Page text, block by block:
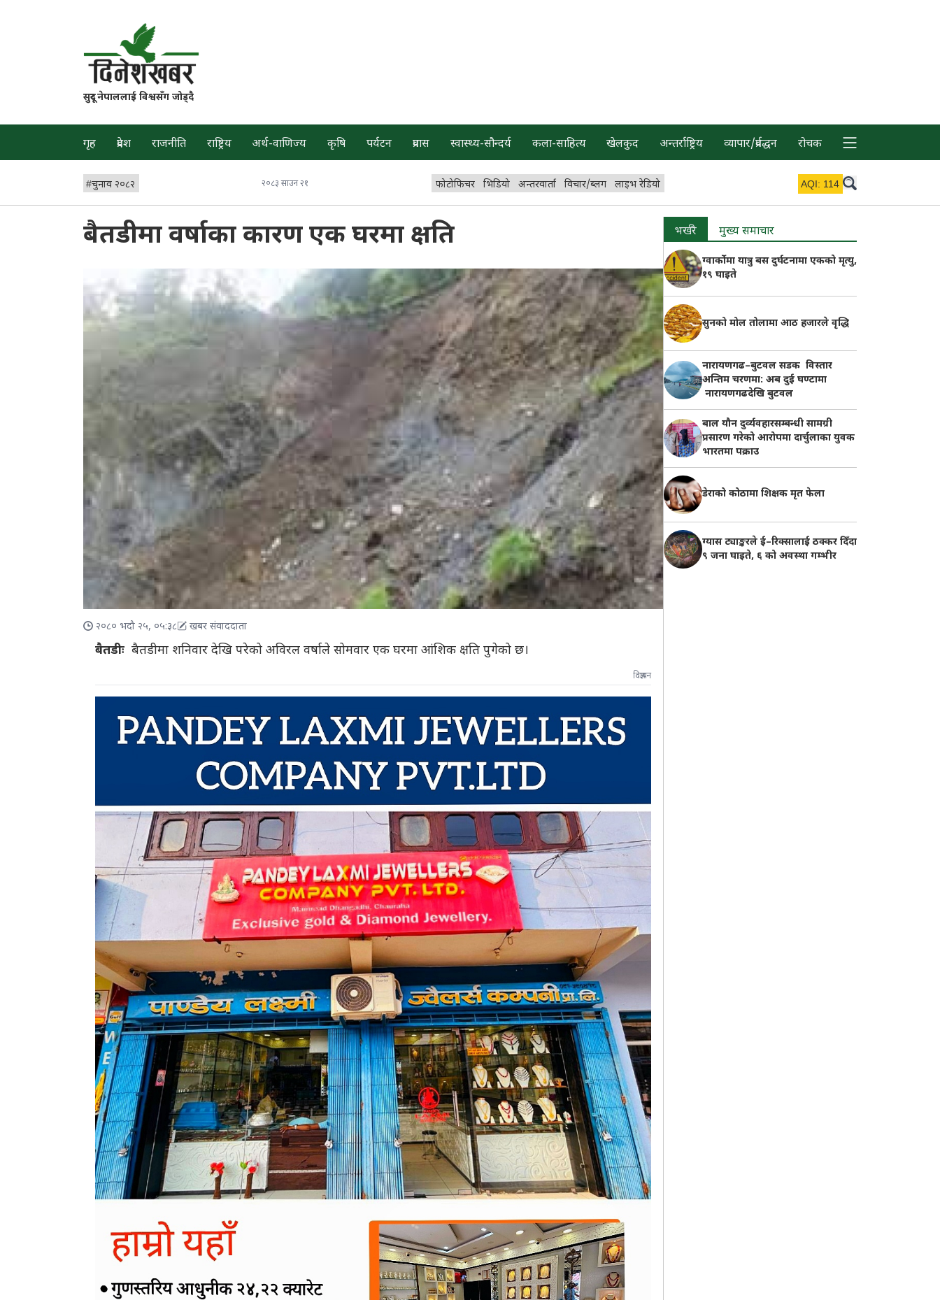
सुदूर नेपाललाई विश्वसँग जोड्दै
गृह प्रदेश राजनीति राष्ट्रिय अर्थ-वाणिज्य कृषि पर्यटन प्रवास स्वास्थ्य-सौन्दर्य कला-साहित्य खेलकुद अन्तर्राष्ट्रिय व्यापार/प्रर्वद्धन रोचक
#चुनाव २०८२ २०८३ साउन २१ फोटोफिचर भिडियो अन्तरवार्ता विचार/ब्लग लाइभ रेडियो AQI: 114
बैतडीमा वर्षाका कारण एक घरमा क्षति
२०८० भदौ २५, ०५:३८ खबर संवाददाता
बैतडीःबैतडीमा शनिवार देखि परेको अविरल वर्षाले सोमवार एक घरमा आंशिक क्षति पुगेको छ।
विज्ञापन
भर्खरै मुख्य समाचार
ग्वार्कोमा यात्रु बस दुर्घटनामा एकको मृत्यु,
१९ घाइते
सुनको मोल तोलामा आठ हजारले वृद्धि
नारायणगढ–बुटवल सडक विस्तार
अन्तिम चरणमा: अब दुई घण्टामा
नारायणगढदेखि बुटवल
बाल यौन दुर्व्यवहारसम्बन्धी सामग्री
प्रसारण गरेको आरोपमा दार्चुलाका युवक
भारतमा पक्राउ
डेराको कोठामा शिक्षक मृत फेला
ग्यास ट्याङ्करले ई–रिक्सालाई ठक्कर दिँदा
९ जना घाइते, ६ को अवस्था गम्भीर